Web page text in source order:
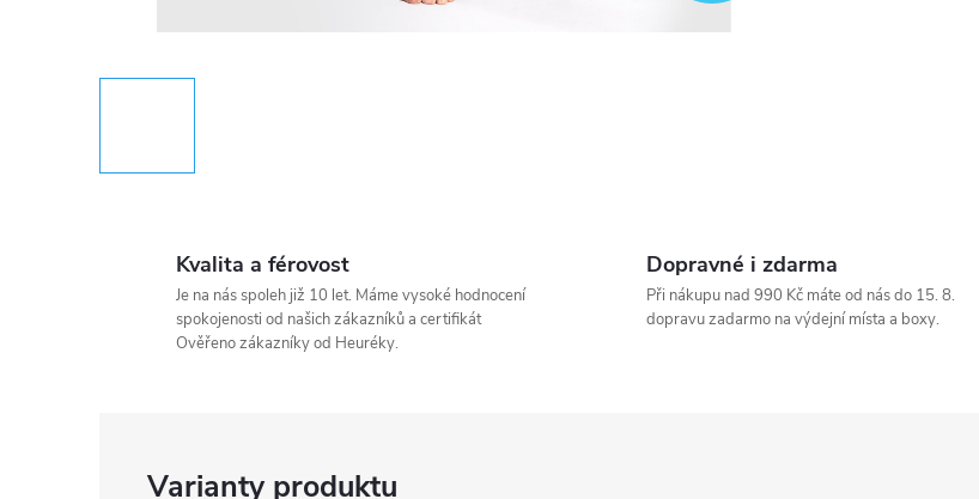
Kvalita a férovost
Je na nás spoleh již 10 let. Máme vysoké hodnocení
spokojenosti od našich zákazníků a certifikát
Ověřeno zákazníky od Heuréky.
Dopravné i zdarma
Při nákupu nad 990 Kč máte od nás do 15. 8.
dopravu zadarmo na výdejní místa a boxy.